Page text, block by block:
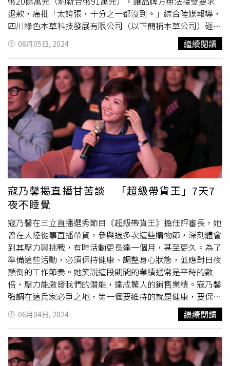
退款，痛批「太誇張，十分之一都沒到。」綜合陸媒報導，
四川綠色本草科技發展有限公司（以下簡稱本草公司）砸
1300萬元邀請明道直播賣貨，想通過明星效應帶起自家商
品的銷售量，而直播期間確實有超過200萬粉絲湧入觀看，
但意外的是，最終銷售額僅約91萬元，甚至產品退貨率超過
一半，與本草公司預想的結果差很大。而本草公司面對慘澹
的銷售業績，負責人楊女士稱成效不佳「連十分之一都沒
到」，要求明道所屬的無憂公司應按比例退款，但無憂公司
認為他們有履行合約，建議可以透過延長使用直播素材或是
繼續合作的方案，但本草公司不接受。無憂公司也分析銷量
不佳的可能因素，本草公司的產品在市場上是新品牌，就算
明道為品牌帶來曝光，消費者對品牌不熟悉，不一定能買
帳。另外無憂公司針對本草公司試圖以明星名譽要脅，他們
會繼續溝通並做好售後承諾，若他們繼續詆毀藝人形象，不
排除採取法律手段維護權益。據悉，明道近期頻頻受到網路
攻擊，但本草公司否認收買「網軍」，但有部分員工涉及此
事並已做出懲處，也提到與無憂公司最終無法達成共識，會
循法律手段解決。事實上明道過去多次傳出直播賣貨銷量驚
人，2023年就曾在淘寶 雙十一購物節期間，在6場直播活動
中，創下逼近新台幣10億元的銷售額，每場直播觀看人數都
有800萬人，由此可見他在大陸的超人氣。
08月05日, 2024 繼續閱讀
寇乃馨揭直播甘苦談 「超級帶貨王」7天7
夜不睡覺
寇乃馨在三立直播選秀節目《超級帶貨王》擔任評審長，她
曾在大陸從事直播帶貨，參與過多次這些購物節，深刻體會
到其壓力與挑戰，有時活動更長達一個月，甚至更久。為了
準備這些活動，必須保持健康、調整身心狀態，並應對日夜
顛倒的工作節奏。她笑說這段期間的業績通常是平時的數
倍，壓力能激發我們的潛能，達成驚人的銷售業績。寇乃馨
強調在這兵家必爭之地，第一個要維持的就是健康，要保養
身心更重要的是嗓子，因為一直播就是日夜顛倒，沒時間睡
覺，她之前在大陸做這一個大促的時候，很誇張，是24小時
不斷播，甚至是7天7夜不斷播，根本無法睡覺，就要跟助播
輪流，睡或吃飯時就由別人來替代直播，某個程度就真的像
在打仗一樣。要做到《超級帶貨王》，寇乃馨覺得，關鍵就
06月04日, 2024 繼續閱讀